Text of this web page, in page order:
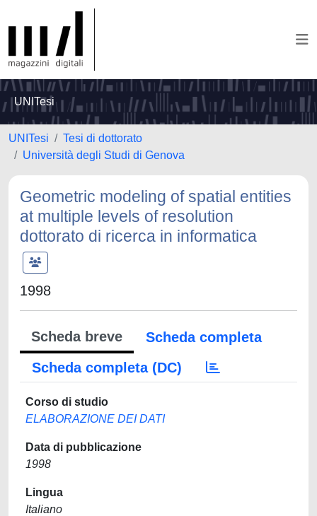
UNITesi
UNITesi
Tesi di dottorato
Università degli Studi di Genova
Geometric modeling of spatial entities
at multiple levels of resolution
dottorato di ricerca in informatica
1998
Scheda breve
Scheda completa
Scheda completa (DC)
Corso di studio
ELABORAZIONE DEI DATI
Data di pubblicazione
1998
Lingua
Italiano